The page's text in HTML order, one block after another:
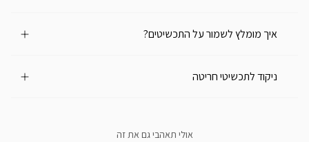
איך מומלץ לשמור על התכשיטים?
ניקוד לתכשיטי חריטה
אולי תאהבי גם את זה